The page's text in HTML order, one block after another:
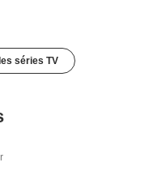
séries TV